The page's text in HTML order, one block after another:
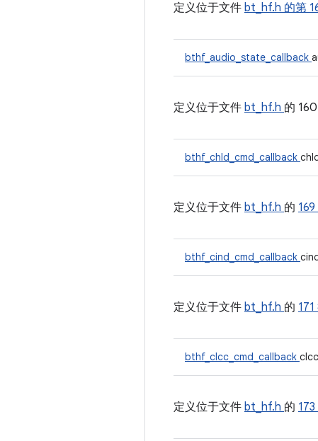
定义位于文件 bt_hf.h 的第
bthf_audio_state_callback
定义位于文件 bt_hf.h 的 160
bthf_chld_cmd_callback
定义位于文件 bt_hf.h 的
bthf_cind_cmd_callback
定义位于文件 bt_hf.h 的
bthf_clcc_cmd_callback
定义位于文件 bt_hf.h 的